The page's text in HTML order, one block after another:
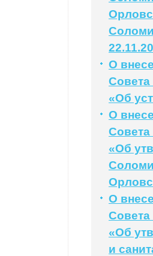
О
Совета
«Об
О
Совета
«Об
О
Совета
«Об
и